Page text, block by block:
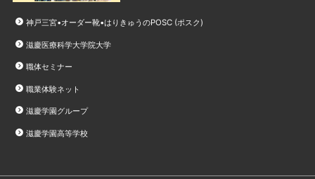
神戸三宮•オーダー靴•はりきゅうのPOSC (ポスク)
滋慶医療科学大学院大学
職体セミナー
職業体験ネット
滋慶学園グループ
滋慶学園高等学校